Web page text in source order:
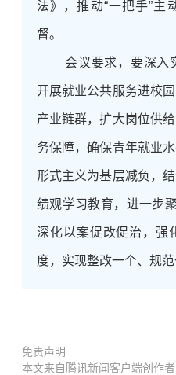
法》，推动“一把手”主
督。
会议要求，要深入
开展就业公共服务进校
产业链群，扩大岗位供
务保障，确保青年就业
形式主义为基层减负，
绩观学习教育，进一步
深化以案促改促治，强
度，实现整改一个、规
免责声明
本文来自腾讯新闻客户端创作